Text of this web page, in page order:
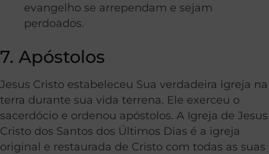
evangelho se arrependam e sejam
perdoados.
7. Apóstolos
Jesus Cristo estabeleceu Sua verdadeira igreja na
terra durante sua vida terrena. Ele exerceu o
sacerdócio e ordenou apóstolos. A Igreja de Jesus
Cristo dos Santos dos Últimos Dias é a igreja
original e restaurada de Cristo com todas as suas